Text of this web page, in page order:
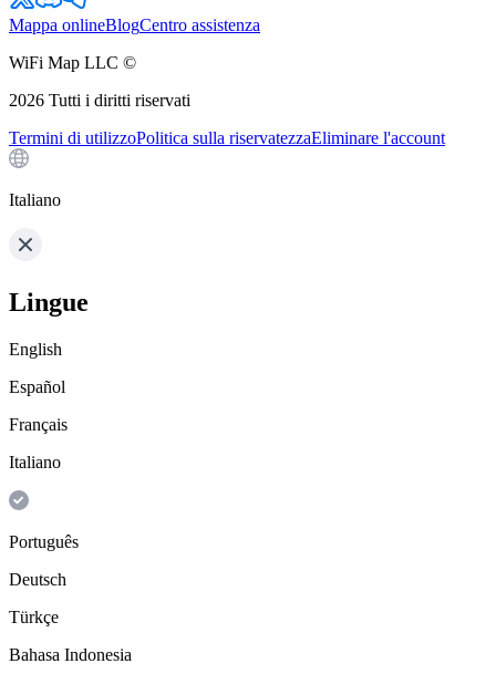
Mappa onlineBlogCentro assistenza
WiFi Map LLC ©
2026 Tutti i diritti riservati
Termini di utilizzoPolitica sulla riservatezzaEliminare l'account
Italiano
Lingue
English
Español
Français
Italiano
Português
Deutsch
Türkçe
Bahasa Indonesia